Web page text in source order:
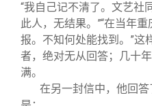
“我自己记不清了。文艺社
此人，无结果。”“在当年
报。不知何处能找到。”这
者，绝对无从回答；几十
满。
在另一封信中，他回